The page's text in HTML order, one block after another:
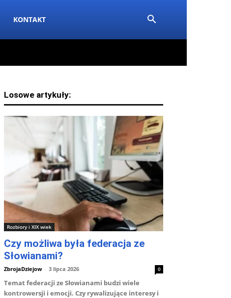
KONTAKT
Losowe artykuły:
Rozbiory i XIX wiek
Czy możliwa była federacja ze
Słowianami?
ZbrojaDziejow - 3 lipca 2026 0
Temat federacji ze Słowianami budzi wiele
kontrowersji i emocji. Czy rywalizujące interesy i